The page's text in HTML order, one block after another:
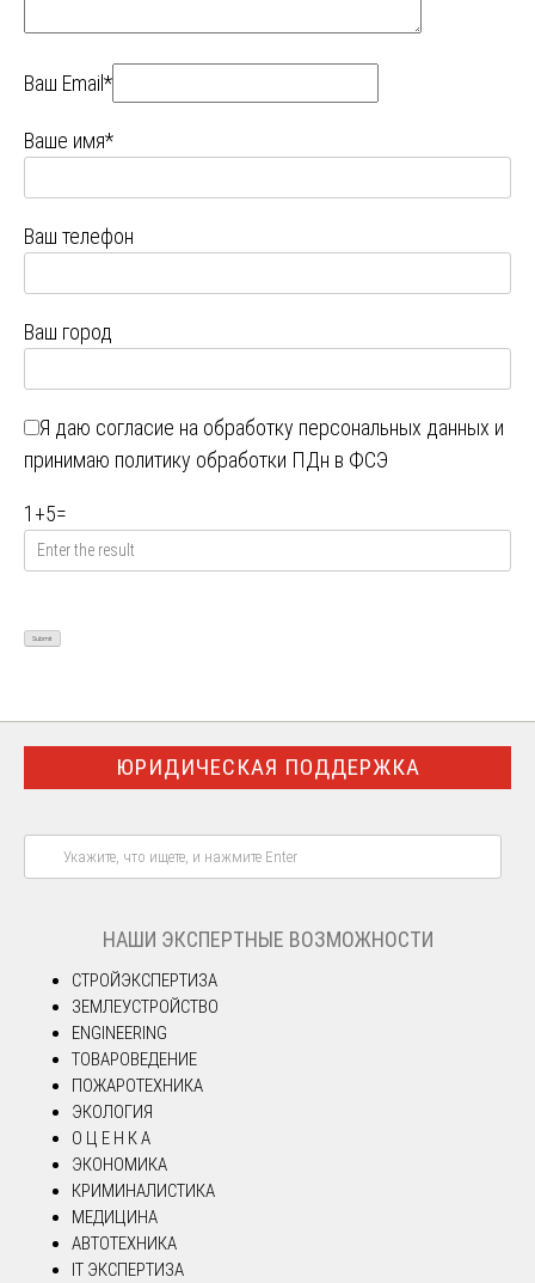
Ваш Email*
Ваше имя*
Ваш телефон
Ваш город
Я даю согласие на обработку персональных данных и
принимаю политику обработки ПДн в ФСЭ
1 +5=
ЮРИДИЧЕСКАЯ ПОДДЕРЖКА
НАШИ ЭКСПЕРТНЫЕ ВОЗМОЖНОСТИ
СТРОЙЭКСПЕРТИЗА
ЗЕМЛЕУСТРОЙСТВО
ENGINEERING
ТОВАРОВЕДЕНИЕ
ПОЖАРОТЕХНИКА
ЭКОЛОГИЯ
О Ц Е Н К А
ЭКОНОМИКА
КРИМИНАЛИСТИКА
МЕДИЦИНА
АВТОТЕХНИКА
IT ЭКСПЕРТИЗА